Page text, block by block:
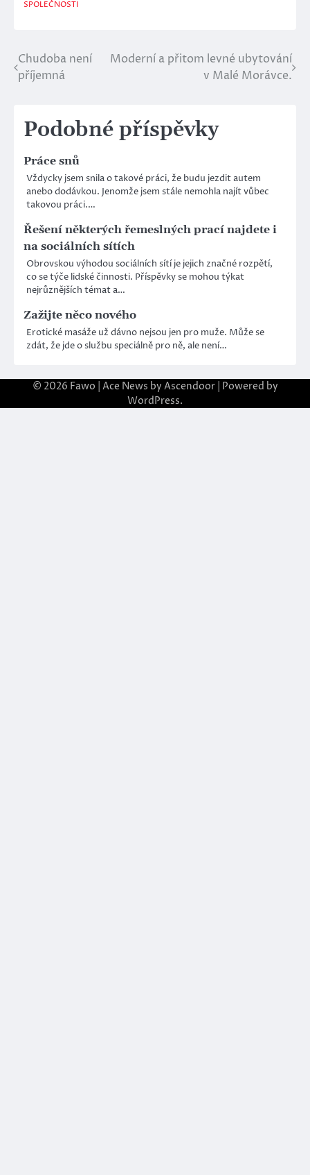
SPOLEČNOSTI
Navigace
pro
Chudoba není
příjemná
Moderní a přitom levné ubytování
v Malé Morávce.
Podobné příspěvky
Práce snů
Vždycky jsem snila o takové práci, že budu jezdit autem
anebo dodávkou. Jenomže jsem stále nemohla najít vůbec
takovou práci.…
Řešení některých řemeslných prací najdete i
na sociálních sítích
Obrovskou výhodou sociálních sítí je jejich značné rozpětí,
co se týče lidské činnosti. Příspěvky se mohou týkat
nejrůznějších témat a…
Zažijte něco nového
Erotické masáže už dávno nejsou jen pro muže. Může se
zdát, že jde o službu speciálně pro ně, ale není…
© 2026 Fawo | Ace News by Ascendoor| Powered by
WordPress.